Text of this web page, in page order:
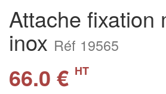
Attache fixation
inox Réf 19565
66.0 € HT